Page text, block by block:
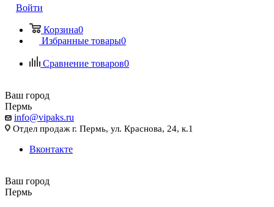
Войти
Корзина0
Избранные товары0
Сравнение товаров0
Ваш город
Пермь
info@vipaks.ru
Отдел продаж г. Пермь, ул. Краснова, 24, к.1
Вконтакте
Ваш город
Пермь